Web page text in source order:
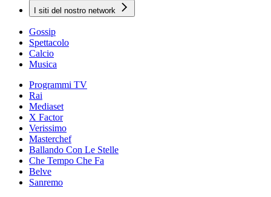
I siti del nostro network
Gossip
Spettacolo
Calcio
Musica
Programmi TV
Rai
Mediaset
X Factor
Verissimo
Masterchef
Ballando Con Le Stelle
Che Tempo Che Fa
Belve
Sanremo